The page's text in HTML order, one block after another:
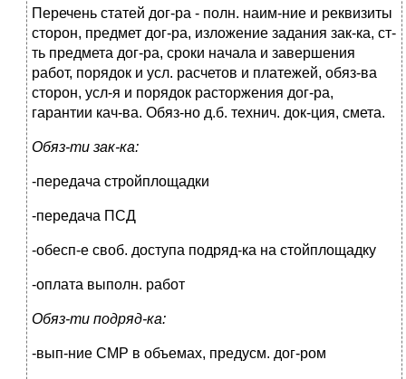
Перечень статей дог-ра - полн. наим-ние и реквизиты
сторон, предмет дог-ра, изложение задания зак-ка, ст-
ть предмета дог-ра, сроки начала и завершения
работ, порядок и усл. расчетов и платежей, обяз-ва
сторон, усл-я и порядок расторжения дог-ра,
гарантии кач-ва. Обяз-но д.б. технич. док-ция, смета.
Обяз-ти зак-ка:
-передача стройплощадки
-передача ПСД
-обесп-е своб. доступа подряд-ка на стойплощадку
-оплата выполн. работ
Обяз-ти подряд-ка:
-вып-ние СМР в объемах, предусм. дог-ром